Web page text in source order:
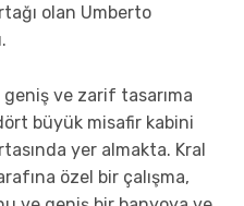
olan Umberto
geniş ve zarif tasarıma
büyük misafir kabini
yer almakta. Kral
özel bir çalışma,